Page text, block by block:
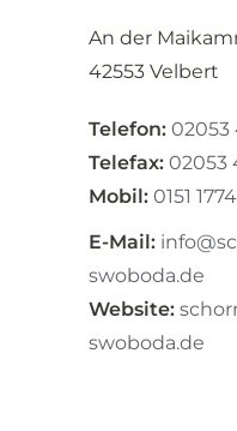
An der
42553 Velbert
Telefon: 02053
Telefax: 02053
Mobil: 0151
E-Mail:
swoboda.de
Website:
swoboda.de